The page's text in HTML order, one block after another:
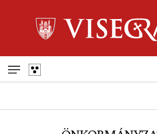
navigáció